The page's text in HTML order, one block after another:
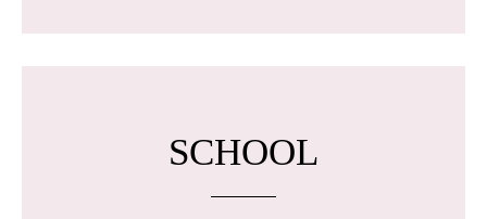
SCHOOL